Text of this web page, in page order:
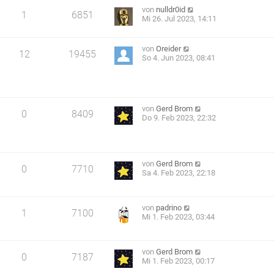
1 6851
von nulldr0id
Mi 26. Jul 2023, 14:11
12 19455
vonOreider
So 4. Jun 2023, 08:41
0 8409
vonGerd Brom
Do 9. Feb 2023, 22:32
0 7710
vonGerd Brom
Sa 4. Feb 2023, 22:18
1 7100
von padrino
Mi 1. Feb 2023, 03:44
0 7187
vonGerd Brom
Mi 1. Feb 2023, 00:17